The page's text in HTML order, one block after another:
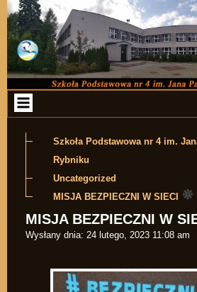
Przejdź
Szkoła Podstawowa nr 4 im.
Rybniku
Uncategorized
MISJA BEZPIECZNI W SIECI
MISJA BEZPIECZNI W
Wysłany dnia: 24 lutego, 2023 11:08 am